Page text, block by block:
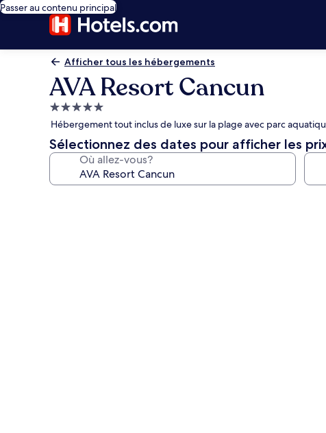
Passer au contenu principal
Afficher tous les hébergements
AVA Resort Cancun
Hébergement
5.0 étoiles
Hébergement tout inclus de luxe sur la plage avec parc
Sélectionnez des dates pour afficher les
Où allez-vous?